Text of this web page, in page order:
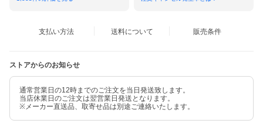
支払い方法 送料について 販売条件
ストアからのお知らせ
通常営業日の12時までのご注文を当日発送致します。
当店休業日のご注文は翌営業日発送となります。
※メーカー直送品、取寄せ品は別途ご連絡いたします。